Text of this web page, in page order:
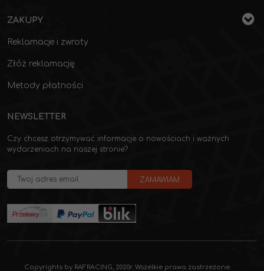
ZAKUPY
Reklamacje i zwroty
Złóż reklamację
Metody płatności
NEWSLETTER
Czy chcesz otrzymywać informacje o nowościach i ważnych
wydarzeniach na naszej stronie?
Copyrights by RAFRACING, 2020r. Wszelkie prawa zastrzeżone.